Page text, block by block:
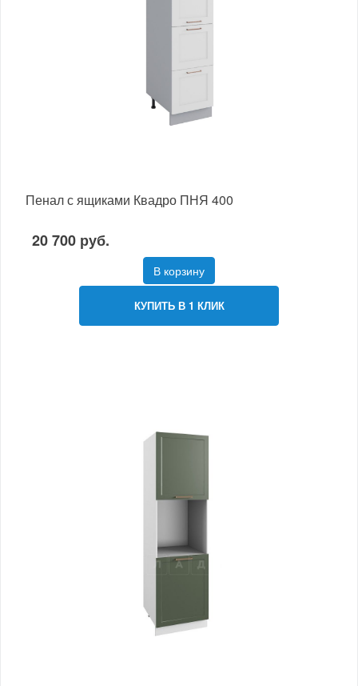
Пенал с ящиками Квадро ПНЯ 400
20 700 руб.
В корзину
КУПИТЬ В 1 КЛИК